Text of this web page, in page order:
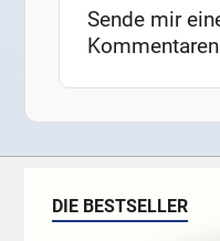
Sende mir
DIE BESTSELLER